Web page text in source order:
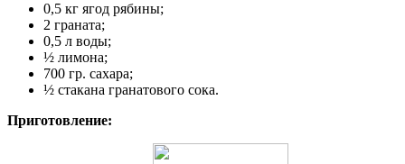
0,5 кг ягод рябины;
2 граната;
0,5 л воды;
½ лимона;
700 гр. сахара;
½ стакана гранатового сока.
Приготовление: